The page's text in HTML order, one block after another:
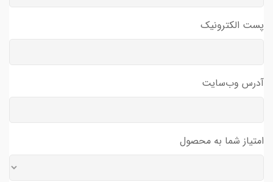
پست الکترونیک
آدرس وب‌سایت
امتیاز شما به محصول